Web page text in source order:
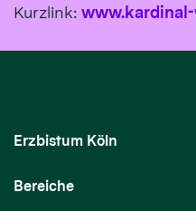
Kurzlink:
Erzbistum Köln
Bereiche